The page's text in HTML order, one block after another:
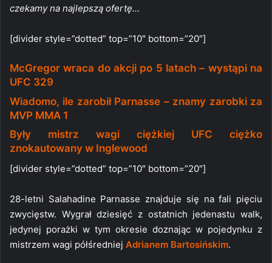
czekamy na najlepszą ofertę…
[divider style=”dotted” top=”10″ bottom=”20″]
McGregor wraca do akcji po 5 latach – wystąpi na
UFC 329
Wiadomo, ile zarobił Parnasse – znamy zarobki za
MVP MMA 1
Były mistrz wagi ciężkiej UFC ciężko
znokautowany w Inglewood
[divider style=”dotted” top=”10″ bottom=”20″]
28-letni Salahadine Parnasse znajduje się na fali pięciu
zwycięstw. Wygrał dziesięć z ostatnich jedenastu walk,
jedynej porażki w tym okresie doznając w pojedynku z
mistrzem wagi półśredniej Adrianem Bartosińskim.